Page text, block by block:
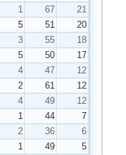
1 67
21
5 51
20
3 55
18
5 50
17
4 47
12
2 61
12
4 49
12
1 44
7
2 36
6
1 49
5